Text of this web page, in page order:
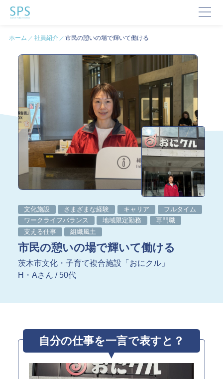
TOP
SPSが選ばれる理由
事業内容と提供サービス
企業・ブランドの価値向上
企業施設運営
企業施設コンサルティング
イベント企画・運営
サステナビリティ活動
デジタルマーケティング・制作
ビジネスサポート
文化施設運営
指定管理
文化施設コンサルティング
事業企画制作
文化施策策定支援
サービスDX・デジタル活用
採用情報
ホーム 社員紹介 市民の憩いの場で輝いて働ける
​​文化施設 さまざまな経験 キャリア
フルタイム
ワークライフバランス
地域限定勤務
専門職
支える仕事
組織風土
市民の憩いの場で輝いて働ける
茨木市文化・子育て複合施設「おにクル」
H・Aさん / 50代
自分の仕事を一言で表すと？